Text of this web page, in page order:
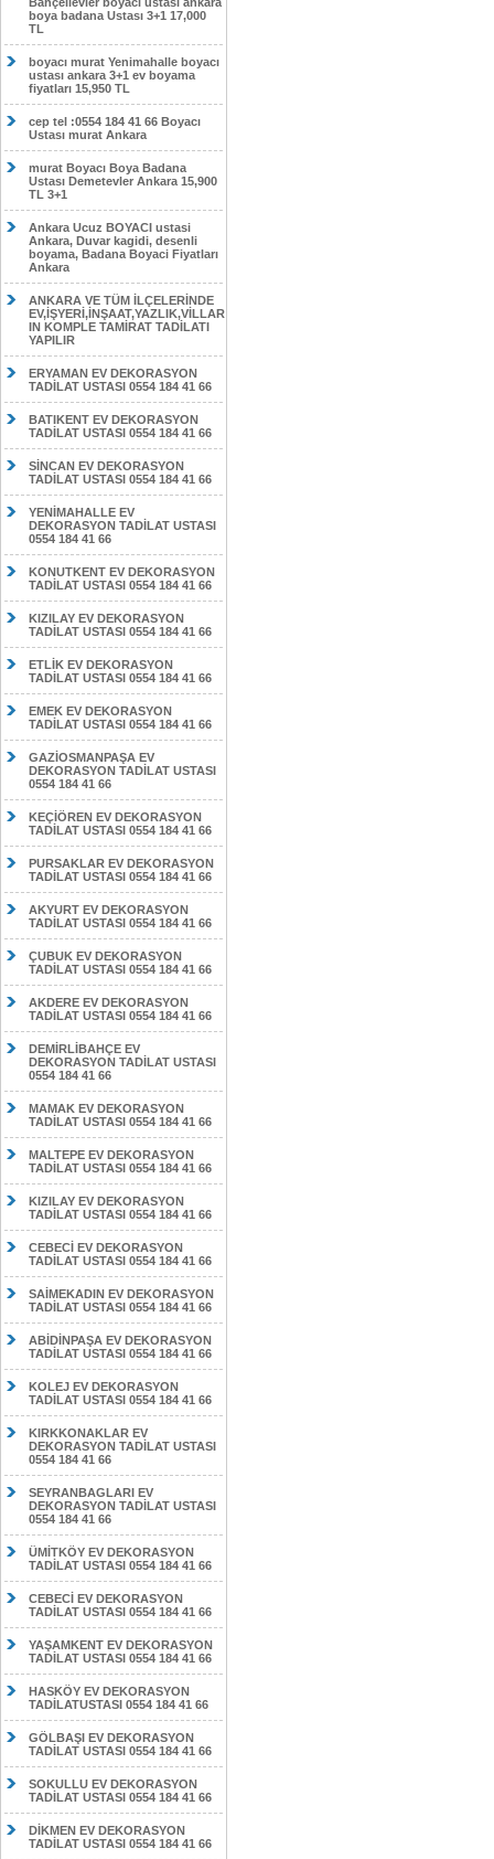
boya badana Ustası 3+1 17,000
TL
boyacı murat Yenimahalle boyacı
ustası ankara 3+1 ev boyama
fiyatları 15,950 TL
cep tel :0554 184 41 66 Boyacı
Ustası murat Ankara
murat Boyacı Boya Badana
Ustası Demetevler Ankara 15,900
TL 3+1
Ankara Ucuz BOYACI ustasi
Ankara, Duvar kagidi, desenli
boyama, Badana Boyaci Fiyatları
Ankara
ANKARA VE TÜM İLÇELERİNDE
EV,İŞYERİ,İNŞAAT,YAZLIK,VİLLAR
IN KOMPLE TAMİRAT TADİLATI
YAPILIR
ERYAMAN EV DEKORASYON
TADİLAT USTASI 0554 184 41 66
BATIKENT EV DEKORASYON
TADİLAT USTASI 0554 184 41 66
SİNCAN EV DEKORASYON
TADİLAT USTASI 0554 184 41 66
YENİMAHALLE EV
DEKORASYON TADİLAT USTASI
0554 184 41 66
KONUTKENT EV DEKORASYON
TADİLAT USTASI 0554 184 41 66
KIZILAY EV DEKORASYON
TADİLAT USTASI 0554 184 41 66
ETLİK EV DEKORASYON
TADİLAT USTASI 0554 184 41 66
EMEK EV DEKORASYON
TADİLAT USTASI 0554 184 41 66
GAZİOSMANPAŞA EV
DEKORASYON TADİLAT USTASI
0554 184 41 66
KEÇİÖREN EV DEKORASYON
TADİLAT USTASI 0554 184 41 66
PURSAKLAR EV DEKORASYON
TADİLAT USTASI 0554 184 41 66
AKYURT EV DEKORASYON
TADİLAT USTASI 0554 184 41 66
ÇUBUK EV DEKORASYON
TADİLAT USTASI 0554 184 41 66
AKDERE EV DEKORASYON
TADİLAT USTASI 0554 184 41 66
DEMİRLİBAHÇE EV
DEKORASYON TADİLAT USTASI
0554 184 41 66
MAMAK EV DEKORASYON
TADİLAT USTASI 0554 184 41 66
MALTEPE EV DEKORASYON
TADİLAT USTASI 0554 184 41 66
KIZILAY EV DEKORASYON
TADİLAT USTASI 0554 184 41 66
CEBECİ EV DEKORASYON
TADİLAT USTASI 0554 184 41 66
SAİMEKADIN EV DEKORASYON
TADİLAT USTASI 0554 184 41 66
ABİDİNPAŞA EV DEKORASYON
TADİLAT USTASI 0554 184 41 66
KOLEJ EV DEKORASYON
TADİLAT USTASI 0554 184 41 66
KIRKKONAKLAR EV
DEKORASYON TADİLAT USTASI
0554 184 41 66
SEYRANBAGLARI EV
DEKORASYON TADİLAT USTASI
0554 184 41 66
ÜMİTKÖY EV DEKORASYON
TADİLAT USTASI 0554 184 41 66
CEBECİ EV DEKORASYON
TADİLAT USTASI 0554 184 41 66
YAŞAMKENT EV DEKORASYON
TADİLAT USTASI 0554 184 41 66
HASKÖY EV DEKORASYON
TADİLATUSTASI 0554 184 41 66
GÖLBAŞI EV DEKORASYON
TADİLAT USTASI 0554 184 41 66
SOKULLU EV DEKORASYON
TADİLAT USTASI 0554 184 41 66
DİKMEN EV DEKORASYON
TADİLAT USTASI 0554 184 41 66